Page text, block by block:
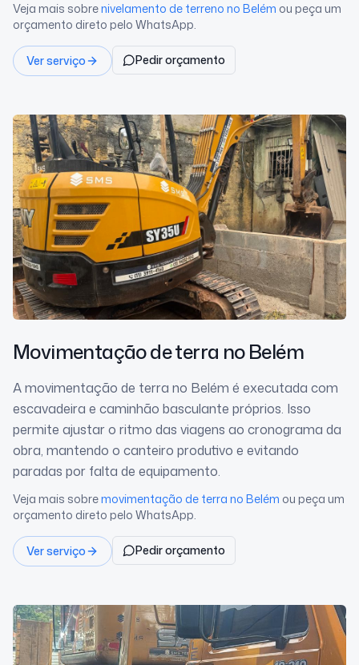
Veja mais sobrenivelamento de terreno no Belém ou peça um
orçamento direto pelo WhatsApp.
Ver serviço Pedir orçamento
Movimentação de terra no Belém
A movimentação de terra no Belém é executada com
escavadeira e caminhão basculante próprios. Isso
permite ajustar o ritmo das viagens ao cronograma da
obra, mantendo o canteiro produtivo e evitando
paradas por falta de equipamento.
Veja mais sobremovimentação de terra no Belém ou peça um
orçamento direto pelo WhatsApp.
Ver serviço Pedir orçamento